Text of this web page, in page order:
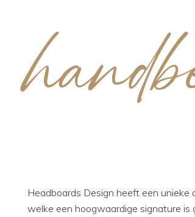
Headboards Design heeft een unieke
welke een hoogwaardige signature is